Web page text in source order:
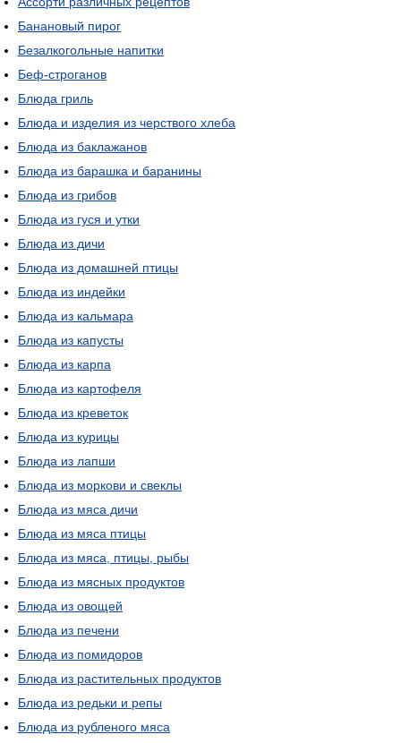
Банановый пирог
Безалкогольные напитки
Беф-строганов
Блюда гриль
Блюда и изделия из черствого хлеба
Блюда из баклажанов
Блюда из барашка и баранины
Блюда из грибов
Блюда из гуся и утки
Блюда из дичи
Блюда из домашней птицы
Блюда из индейки
Блюда из кальмара
Блюда из капусты
Блюда из карпа
Блюда из картофеля
Блюда из креветок
Блюда из курицы
Блюда из лапши
Блюда из моркови и свеклы
Блюда из мяса дичи
Блюда из мяса птицы
Блюда из мяса, птицы, рыбы
Блюда из мясных продуктов
Блюда из овощей
Блюда из печени
Блюда из помидоров
Блюда из растительных продуктов
Блюда из редьки и репы
Блюда из рубленого мяса